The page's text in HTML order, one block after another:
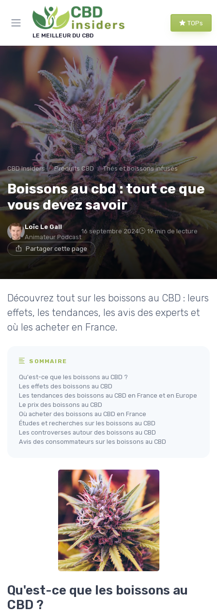
LE MEILLEUR DU CBD
TOPs
CBD Insiders Produits CBD Thés et boissons infusés
Boissons au cbd : tout ce que
vous devez savoir
Loïc Le Gall
Animateur Podcast
16 septembre 2024 19 min de lecture
Partager cette page
Découvrez tout sur les boissons au CBD : leurs
effets, les tendances, les avis des experts et
où les acheter en France.
SOMMAIRE
Qu'est-ce que les boissons au CBD ?
Les effets des boissons au CBD
Les tendances des boissons au CBD en France et en Europe
Le prix des boissons au CBD
Où acheter des boissons au CBD en France
Études et recherches sur les boissons au CBD
Les controverses autour des boissons au CBD
Avis des consommateurs sur les boissons au CBD
Qu'est-ce que les boissons au
CBD ?
Panneau de gestion des cookies